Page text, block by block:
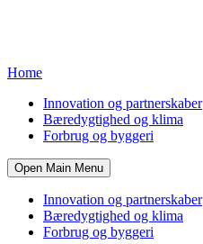
Home
Innovation og partnerskaber
Bæredygtighed og klima
Forbrug og byggeri
Open Main Menu
Innovation og partnerskaber
Bæredygtighed og klima
Forbrug og byggeri